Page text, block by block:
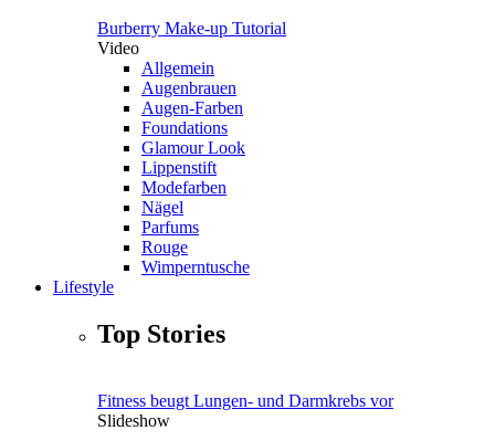
Burberry Make-up Tutorial
Video
Allgemein
Augenbrauen
Augen-Farben
Foundations
Glamour Look
Lippenstift
Modefarben
Nägel
Parfums
Rouge
Wimperntusche
Lifestyle
Top Stories
Fitness beugt Lungen- und Darmkrebs vor
Slideshow